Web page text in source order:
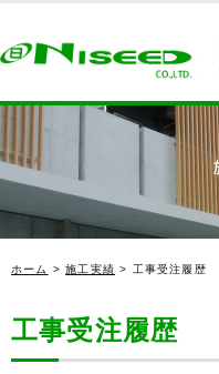
ホーム >施工実績 > 工事受注履歴
工事受注履歴